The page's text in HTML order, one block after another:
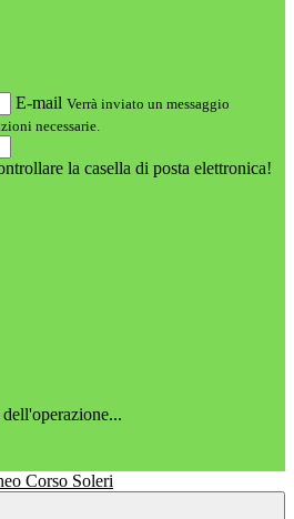
E-mail Verrà inviato un messaggio
necessarie.
la casella di posta elettronica!